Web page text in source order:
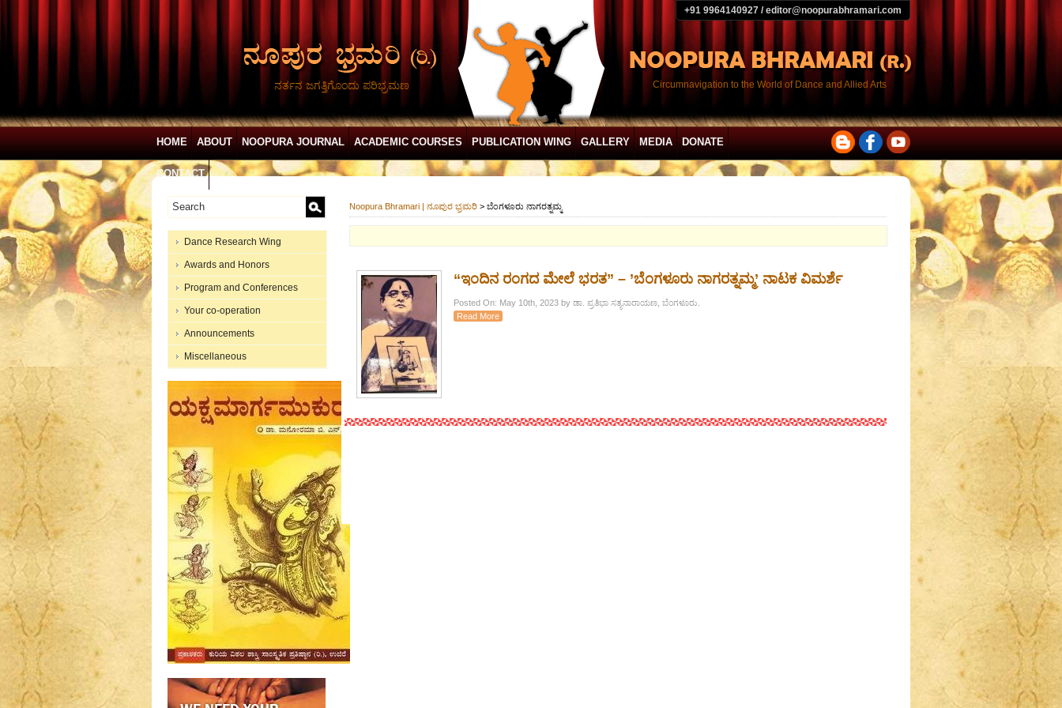
+91 9964140927 / editor@noopurabhramari.com
ನರ್ತನ ಜಗತ್ತಿಗೊಂದು ಪರಿಭ್ರಮಣ Circumnavigation to the World of Dance and Allied Arts
HOME ABOUT NOOPURA JOURNAL ACADEMIC COURSES PUBLICATION WING GALLERY MEDIA DONATE
CONTACT
Dance Research Wing
Awards and Honors
Program and Conferences
Your co-operation
Announcements
Miscellaneous
Noopura Bhramari | ನೂಪುರ ಭ್ರಮರಿ > ಬೆಂಗಳೂರು ನಾಗರತ್ನಮ್ಮ
“ಇಂದಿನ ರಂಗದ ಮೇಲೆ ಭರತ” – ’ಬೆಂಗಳೂರು ನಾಗರತ್ನಮ್ಮ’ ನಾಟಕ ವಿಮರ್ಶೆ
Posted On: May 10th, 2023 by ಡಾ. ಪ್ರತಿಭಾ ಸತ್ಯನಾರಾಯಣ, ಬೆಂಗಳೂರು.
Read More